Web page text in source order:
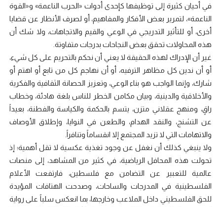
في أحيان كثيرة إلى توظيفها كإحدى أدوات «الحرب الناعمة» و«القوة
الناعمة»، لتمرير بعض الأفكار والمفاهيم، أو لصرف الأنظار عن قضايا
أخرى، أو للتأثير التدريجي في الوعي والقيم والاتجاهات، ولا شك أن
هذه المحاولات تحقق بعض النجاحات بدرجات متفاوتة.
غير أن الإدراك لهذه الحقيقة لا يعني أن نحكم بالتحريم على كل شيء،
أو أن ندين كل مظاهر الترفيه، أو أن نهاجم كل من تابع أو اهتم أو
شارك، وإنما الواجب هو بناء الوعي، وتعزيز الحصانة الثقافية والفكرية
والأخلاقية والدينية، وبيان مكامن الخطر للناس بلغة هادئة، وخطاب
راقٍ، ومنهج عقلاني متزن، يتسم بالحكمة والكياسة والفطنة، بعيداً
عن التشنج، والنقد الهدام، والطعن في النوايا، وإطلاق الأوصاف
والاتهامات التي لا تزيد المجتمع إلا انقساماً وتنافراً.
ولا ينبغي كذلك أن نغفل عن وجود تغذية عكسية لا تقل أهمية؛ إذ
تحولت هذه المحافل الرياضية، في كثير من المشاهد، إلى منصات
عالمية للتعبير عن التضامن مع فلسطين، فارتفعت الأعلام
الفلسطينية في المدرجات والساحات، وصدحت الهتافات المؤيدة
للحق الفلسطيني داخل الملاعب وخارجها، بما انعكس سلباً على رواية